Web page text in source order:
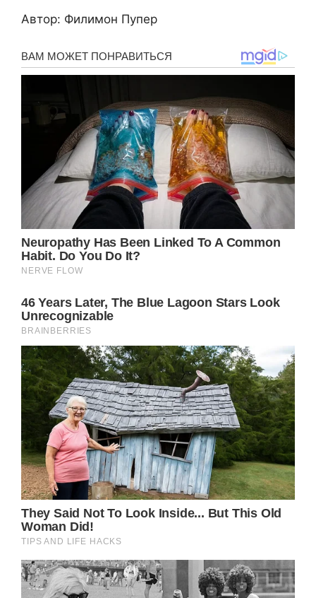
Автор: Филимон Пупер